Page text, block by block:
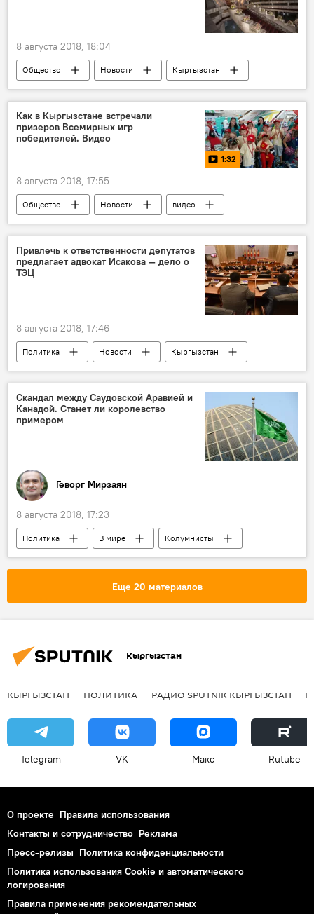
8 августа 2018, 18:04
Общество Новости
Кыргызстан
Бишкек
дата
свадьба
Как в Кыргызстане встречали
призеров Всемирных игр
победителей. Видео
1:32
8 августа 2018, 17:55
Общество Новости
видео
Кыргызстан
Мультимедиа
Всемирные игры победителей
дети
рак
Привлечь к ответственности депутатов
предлагает адвокат Исакова — дело о
ТЭЦ
8 августа 2018, 17:46
Политика Новости
Кыргызстан
Уголовные дела и задержания по делу о ТЭЦ
Нурбек Токтакунов
ТЭЦ адвокат
Скандал между Саудовской Аравией и
Канадой. Станет ли королевство
примером
Геворг Мирзаян
8 августа 2018, 17:23
Политика В мире
Колумнисты
Саудовская Аравия
Канада
СНГ
Джастин Трюдо
независимость
Еще 20 материалов
Кыргызстан
КЫРГЫЗСТАН ПОЛИТИКА РАДИО SPUTNIK КЫРГЫЗСТАН
Telegram VK Макс Rutube
О проекте Правила использования
Контакты и сотрудничество Реклама
Пресс-релизы Политика конфиденциальности
Политика использования Cookie и автоматического
логирования
Правила применения рекомендательных